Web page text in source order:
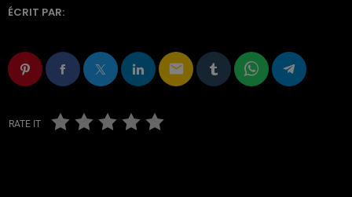
ÉCRIT PAR:
email
RATE IT